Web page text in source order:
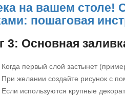
3: Основная
Когда первый слой застынет
При желании создайте рисунок с
Если используются крупные